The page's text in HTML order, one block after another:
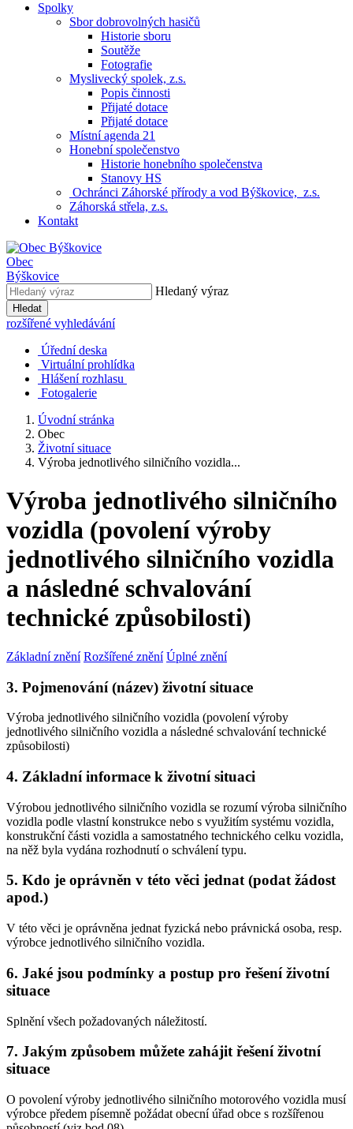
Spolky
Sbor dobrovolných hasičů
Historie sboru
Soutěže
Fotografie
Myslivecký spolek, z.s.
Popis činnosti
Přijaté dotace
Přijaté dotace
Místní agenda 21
Honební společenstvo
Historie honebního společenstva
Stanovy HS
Ochránci Záhorské přírody a vod Býškovice, z.s.
Záhorská střela, z.s.
Kontakt
Obec
Býškovice
Hledaný výraz
Hledat
rozšířené vyhledávání
Úřední deska
Virtuální prohlídka
Hlášení rozhlasu
Fotogalerie
Úvodní stránka
Obec
Životní situace
Výroba jednotlivého silničního vozidla...
Výroba jednotlivého silničního
vozidla (povolení výroby
jednotlivého silničního vozidla
a následné schvalování
technické způsobilosti)
Základní znění Rozšířené znění Úplné znění
3. Pojmenování (název) životní situace
Výroba jednotlivého silničního vozidla (povolení výroby
jednotlivého silničního vozidla a následné schvalování technické
způsobilosti)
4. Základní informace k životní situaci
Výrobou jednotlivého silničního vozidla se rozumí výroba silničního
vozidla podle vlastní konstrukce nebo s využitím systému vozidla,
konstrukční části vozidla a samostatného technického celku vozidla,
na něž byla vydána rozhodnutí o schválení typu.
5. Kdo je oprávněn v této věci jednat (podat žádost
apod.)
V této věci je oprávněna jednat fyzická nebo právnická osoba, resp.
výrobce jednotlivého silničního vozidla.
6. Jaké jsou podmínky a postup pro řešení životní
situace
Splnění všech požadovaných náležitostí.
7. Jakým způsobem můžete zahájit řešení životní
situace
O povolení výroby jednotlivého silničního motorového vozidla musí
výrobce předem písemně požádat obecní úřad obce s rozšířenou